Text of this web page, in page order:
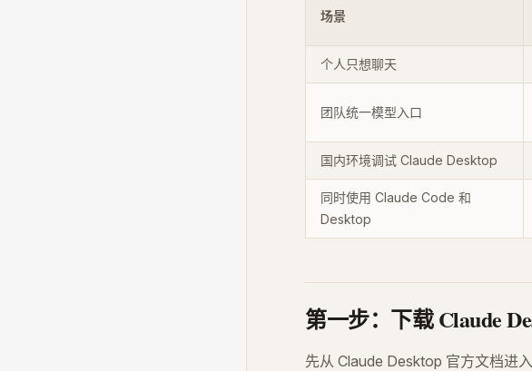
场景
个人只想聊天
团队统一模型入口
国内环境调试 Claude Desktop
同时使用 Claude Code 和
Desktop
第一步：下载 Claude
先从 Claude Desktop 官方文档进